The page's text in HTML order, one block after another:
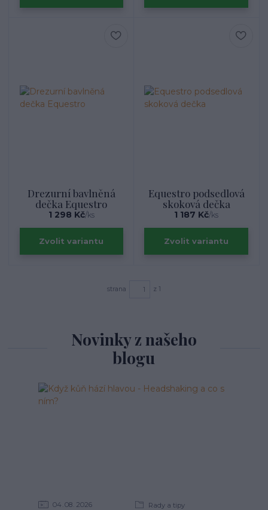
Drezurní bavlněná
dečka Equestro
1 298 Kč/ks
Zvolit variantu
Equestro podsedlová
skoková dečka
1 187 Kč/ks
Zvolit variantu
strana z 1
Novinky z našeho
blogu
04 08 2026 Rady a tipy